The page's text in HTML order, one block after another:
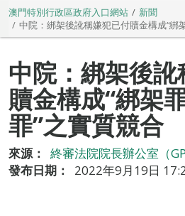
澳門特別行政區政府入口網站
新聞
中院：綁架後訛稱嫌犯已付贖金構成“綁
中院：綁架後
贖金構成“綁架
罪”之實質競合
來源：
終審法院院長辦公室（
發布日期：
2022年9月19日